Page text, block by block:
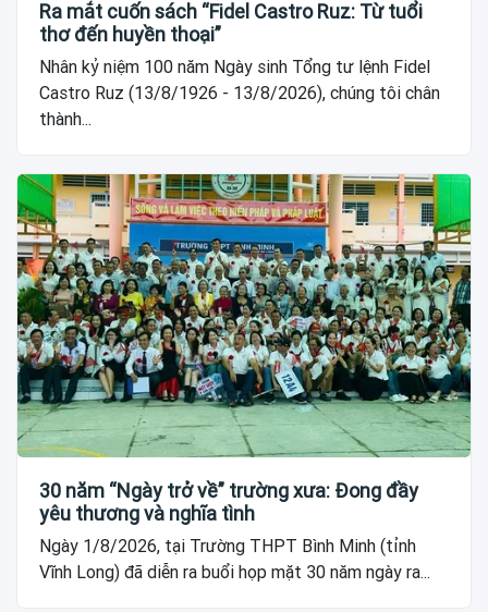
Ra mắt cuốn sách “Fidel Castro Ruz: Từ tuổi
thơ đến huyền thoại”
Nhân kỷ niệm 100 năm Ngày sinh Tổng tư lệnh Fidel
Castro Ruz (13/8/1926 - 13/8/2026), chúng tôi chân
thành...
30 năm “Ngày trở về” trường xưa: Đong đầy
yêu thương và nghĩa tình
Ngày 1/8/2026, tại Trường THPT Bình Minh (tỉnh
Vĩnh Long) đã diễn ra buổi họp mặt 30 năm ngày ra...